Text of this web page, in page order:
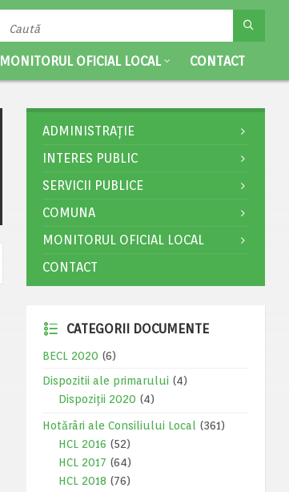
MONITORUL OFICIAL LOCAL CONTACT
ADMINISTRAȚIE
INTERES PUBLIC
SERVICII PUBLICE
COMUNA
MONITORUL OFICIAL LOCAL
CONTACT
CATEGORII DOCUMENTE
BECL 2020 (6)
Dispozitii ale primarului (4)
Dispoziții 2020 (4)
Hotărâri ale Consiliului Local
(361)
HCL 2016 (52)
HCL 2017 (64)
HCL 2018 (76)